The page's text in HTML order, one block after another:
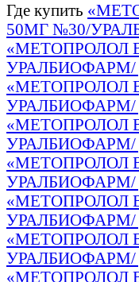
Где купить
50МГ №30/
«МЕТОПРОЛОЛ
УРАЛБИОФАРМ/
«МЕТОПРОЛОЛ
УРАЛБИОФАРМ/
«МЕТОПРОЛОЛ
УРАЛБИОФАРМ/
«МЕТОПРОЛОЛ
УРАЛБИОФАРМ/
«МЕТОПРОЛОЛ
УРАЛБИОФАРМ/
«МЕТОПРОЛОЛ
УРАЛБИОФАРМ/
«МЕТОПРОЛОЛ